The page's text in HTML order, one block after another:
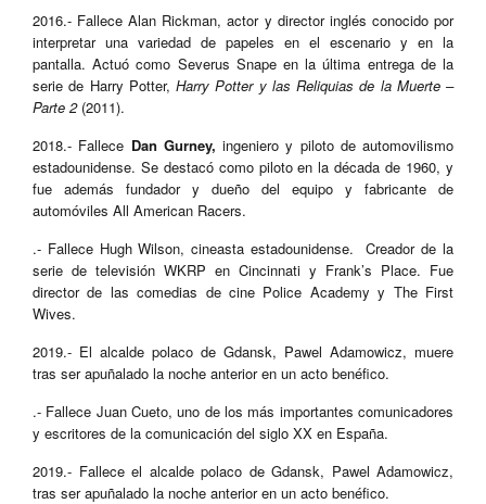
2016.- Fallece Alan Rickman, actor y director inglés conocido por
interpretar una variedad de papeles en el escenario y en la
pantalla. Actuócomo Severus Snape en la última entrega de la
serie de Harry Potter, Harry Potter y las Reliquias de la Muerte –
Parte 2(2011).
2018.- Fallece Dan Gurney, ingeniero y piloto de automovilismo
estadounidense. Se destacó como piloto en la década de 1960, y
fue además fundador y dueño del equipo y fabricante de
automóviles All American Racers.
.- Fallece Hugh Wilson, cineasta estadounidense. Creador de la
serie de televisión WKRP en Cincinnati y Frank’s Place. Fue
director de las comedias de cine Police Academy y The First
Wives.
2019.- El alcalde polaco de Gdansk, Pawel Adamowicz, muere
tras ser apuñalado la noche anterior en un acto benéfico.
.- Fallece Juan Cueto, uno de los más importantes comunicadores
y escritores de la comunicación del siglo XX en España.
2019.- Fallece el alcalde polaco de Gdansk, Pawel Adamowicz,
tras ser apuñalado la noche anterior en un acto benéfico.